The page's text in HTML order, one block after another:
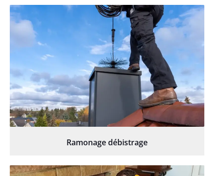
Ramonage débistrage